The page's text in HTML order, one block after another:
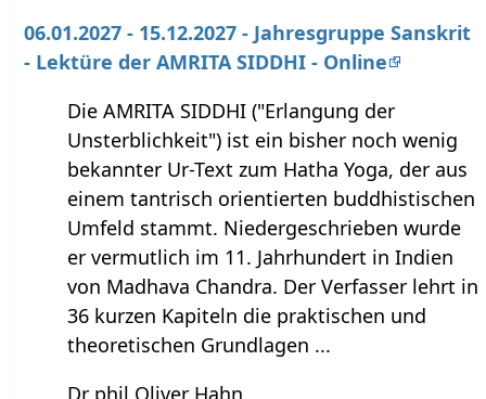
06.01.2027 - 15.12.2027 - Jahresgruppe Sanskrit
- Lektüre der AMRITA SIDDHI - Online
Die AMRITA SIDDHI ("Erlangung der
Unsterblichkeit") ist ein bisher noch wenig
bekannter Ur-Text zum Hatha Yoga, der aus
einem tantrisch orientierten buddhistischen
Umfeld stammt. Niedergeschrieben wurde
er vermutlich im 11. Jahrhundert in Indien
von Madhava Chandra. Der Verfasser lehrt in
36 kurzen Kapiteln die praktischen und
theoretischen Grundlagen ...
Dr phil Oliver Hahn